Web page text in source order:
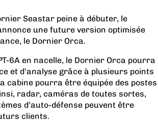
Seastar peine à débuter, le
une future version optimisée
le Dornier Orca.
6A en nacelle, le Dornier Orca pourra
et d’analyse grâce à plusieurs points
cabine pourra être équipée des postes
radar, caméras de toutes sortes,
d’auto-défense peuvent être
clients.